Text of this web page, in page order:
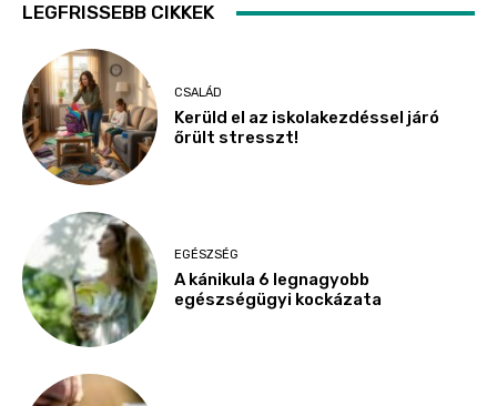
LEGFRISSEBB CIKKEK
CSALÁD
Kerüld el az iskolakezdéssel járó
őrült stresszt!
EGÉSZSÉG
A kánikula 6 legnagyobb
egészségügyi kockázata